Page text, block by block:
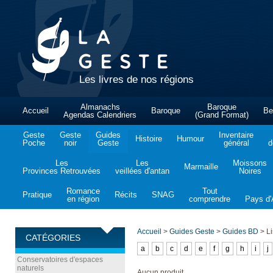
Les livres de nos régions
Accueil
Almanachs
Agendas Calendriers
Baroque
Baroque
(Grand Format)
Geste
Poche
Geste
noir
Guides
Geste
Histoire Humour
Inventaire
général
Les
Provinces Retrouvées
Les
veillées d'antan
Marmaille
Moissons
Noires
Pratique
Romance
en région
Récits SNAG
Tout
comprendre
Pays
CATÉGORIES
Conservatoires d'espaces
naturels
Accueil > Guides Geste > Guides BD >
a
b c d e f g h i j